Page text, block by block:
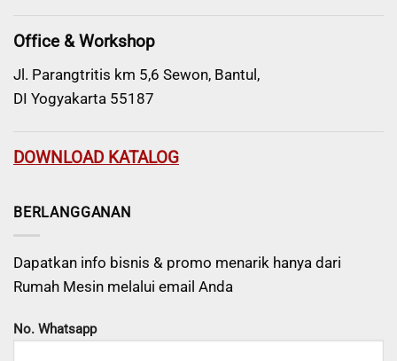
Office & Workshop
Jl. Parangtritis km 5,6 Sewon, Bantul,
DI Yogyakarta 55187
DOWNLOAD KATALOG
BERLANGGANAN
Dapatkan info bisnis & promo menarik hanya dari
Rumah Mesin melalui email Anda
No. Whatsapp